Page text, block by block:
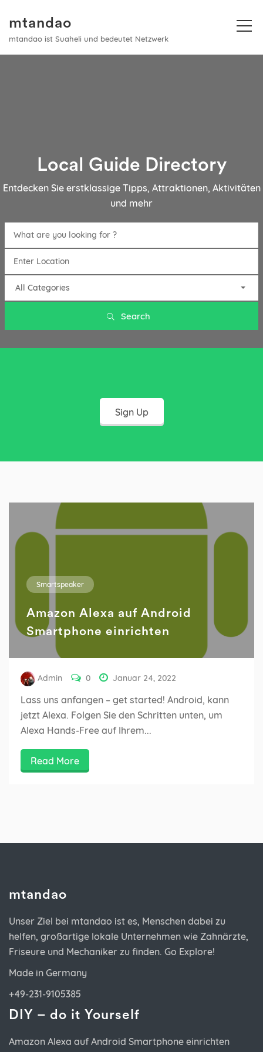
mtandao
mtandao ist Suaheli und bedeutet Netzwerk
Local Guide Directory
Entdecken Sie erstklassige Tipps, Attraktionen, Aktivitäten
und mehr
All Categories
Search
Sign Up
Smartspeaker
Amazon Alexa auf Android
Smartphone einrichten
Admin 0 Januar 24, 2022
Lass uns anfangen – get started! Android, kann
jetzt Alexa. Folgen Sie den Schritten unten, um
Alexa Hands-Free auf Ihrem...
Read More
mtandao
Unser Ziel bei mtandao ist es, Menschen dabei zu
helfen, großartige lokale Unternehmen wie Zahnärzte,
Friseure und Mechaniker zu finden. Go Explore!
Made in Germany
+49-231-9105385
DIY – do it Yourself
Amazon Alexa auf Android Smartphone einrichten